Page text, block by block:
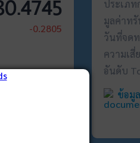
-0.2805
ประเภท
มูลค่าท
วันที่จด
ความเสี่
อันดับ
ข้อมู